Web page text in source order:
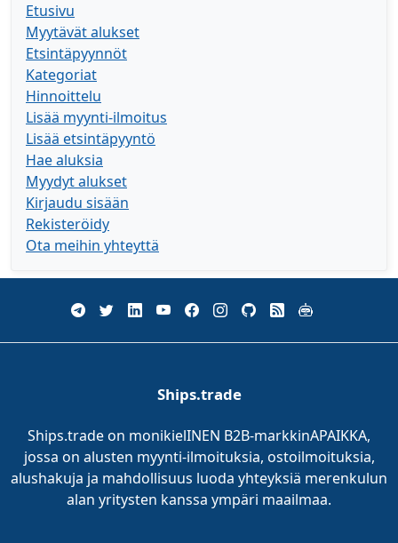
Etusivu
Myytävät alukset
Etsintäpyynnöt
Kategoriat
Hinnoittelu
Lisää myynti-ilmoitus
Lisää etsintäpyyntö
Hae aluksia
Myydyt alukset
Kirjaudu sisään
Rekisteröidy
Ota meihin yhteyttä
Ships.trade
Ships.trade on monikielINEN B2B-markkinAPAIKKA,
jossa on alusten myynti-ilmoituksia, ostoilmoituksia,
alushakuja ja mahdollisuus luoda yhteyksiä merenkulun
alan yritysten kanssa ympäri maailmaa.